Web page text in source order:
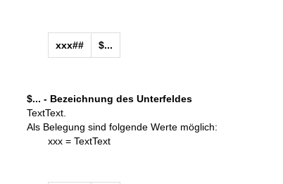
xxx## $...
$... - Bezeichnung des Unterfeldes
TextText.
Als Belegung sind folgende Werte möglich:
xxx = TextText